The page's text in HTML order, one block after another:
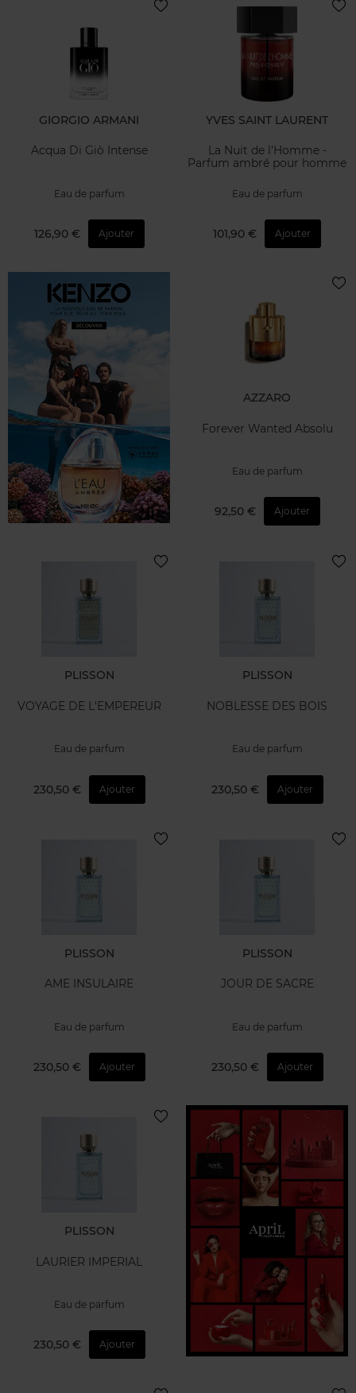
GIORGIO ARMANI
Acqua Di Giò Intense
Eau de parfum
126,90 € Ajouter
YVES SAINT LAURENT
La Nuit de l'Homme -
Parfum ambré pour homme
Eau de parfum
101,90 € Ajouter
AZZARO
Forever Wanted Absolu
Eau de parfum
92,50 € Ajouter
PLISSON
VOYAGE DE L'EMPEREUR
Eau de parfum
230,50 € Ajouter
PLISSON
NOBLESSE DES BOIS
Eau de parfum
230,50 € Ajouter
PLISSON
AME INSULAIRE
Eau de parfum
230,50 € Ajouter
PLISSON
JOUR DE SACRE
Eau de parfum
230,50 € Ajouter
PLISSON
LAURIER IMPERIAL
Eau de parfum
230,50 € Ajouter